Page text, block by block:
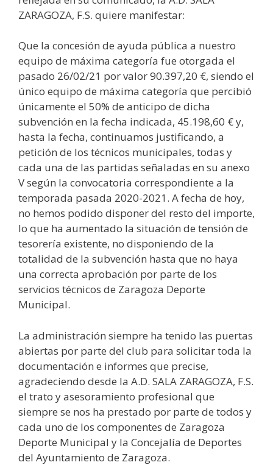
ZARAGOZA, F.S. quiere manifestar:
Que la concesión de ayuda pública a nuestro
equipo de máxima categoría fue otorgada el
pasado 26/02/21 por valor 90.397,20 €, siendo el
único equipo de máxima categoría que percibió
únicamente el 50% de anticipo de dicha
subvención en la fecha indicada, 45.198,60 € y,
hasta la fecha, continuamos justificando, a
petición de los técnicos municipales, todas y
cada una de las partidas señaladas en su anexo
V según la convocatoria correspondiente a la
temporada pasada 2020-2021. A fecha de hoy,
no hemos podido disponer del resto del importe,
lo que ha aumentado la situación de tensión de
tesorería existente, no disponiendo de la
totalidad de la subvención hasta que no haya
una correcta aprobación por parte de los
servicios técnicos de Zaragoza Deporte
Municipal.
La administración siempre ha tenido las puertas
abiertas por parte del club para solicitar toda la
documentación e informes que precise,
agradeciendo desde la A.D. SALA ZARAGOZA, F.S.
el trato y asesoramiento profesional que
siempre se nos ha prestado por parte de todos y
cada uno de los componentes de Zaragoza
Deporte Municipal y la Concejalía de Deportes
del Ayuntamiento de Zaragoza.